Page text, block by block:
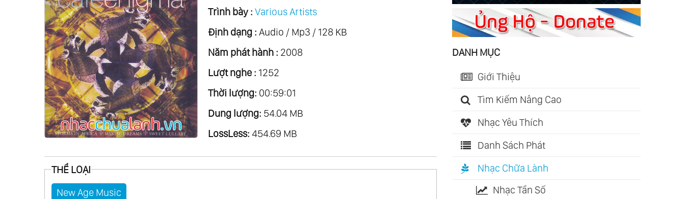
11.Quán Cà Phê Bí Ẩn - Cafe Enigma Vol.11
12.Quán Cà Phê Bí Ẩn - Cafe Enigma Vol.12
Trình bày : Various Artists
Định dạng : Audio / Mp3 / 128 KB
Năm phát hành : 2008
Lượt nghe : 1252
Thời lượng: 00:59:01
Dung lượng: 54.04 MB
LossLess: 454.69 MB
THỂ LOẠI
New Age Music
DANH MỤC
Giới Thiệu
Tìm Kiếm Nâng Cao
Nhạc Yêu Thích
Danh Sách Phát
Nhạc Chữa Lành
Nhạc Tần Số